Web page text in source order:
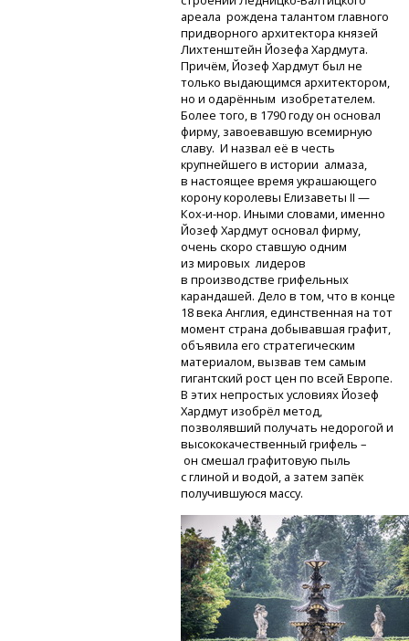
ареала рождена талантом главного
придворного архитектора князей
Лихтенштейн Йозефа Хардмута.
Причём, Йозеф Хардмут был не
только выдающимся архитектором,
но и одарённым изобретателем.
Более того, в 1790 году он основал
фирму, завоевавшую всемирную
славу. И назвал её в честь
крупнейшего в истории алмаза,
в настоящее время украшающего
корону королевы Елизаветы II —
Кох-и-нор. Иными словами, именно
Йозеф Хардмут основал фирму,
очень скоро ставшую одним
из мировых лидеров
в производстве грифельных
карандашей. Дело в том, что в конце
18 века Англия, единственная на тот
момент страна добывавшая графит,
объявила его стратегическим
материалом, вызвав тем самым
гигантский рост цен по всей Европе.
В этих непростых условиях Йозеф
Хардмут изобрёл метод,
позволявший получать недорогой и
высококачественный грифель –
он смешал графитовую пыль
с глиной и водой, а затем запёк
получившуюся массу.